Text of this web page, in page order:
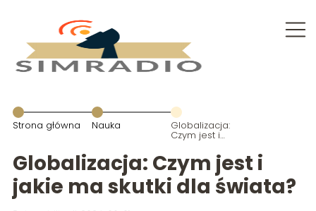
Strona główna Nauka Globalizacja:
Czym jest i
jakie ma skutki
dla świata?
Globalizacja: Czym jest i
jakie ma skutki dla świata?